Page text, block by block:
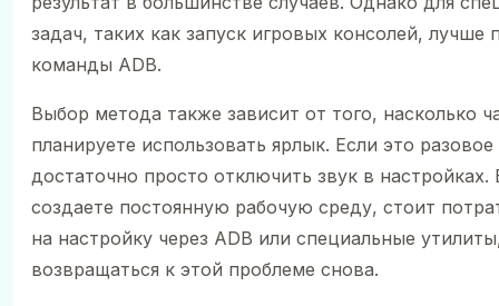
задач, таких как запуск игровых консолей, лучше
команды ADB.
Выбор метода также зависит от того, насколько
планируете использовать ярлык. Если это
достаточно просто отключить звук в
создаете постоянную рабочую среду, стоит
на настройку через ADB или специальные
возвращаться к этой проблеме снова.